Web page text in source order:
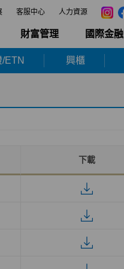
客服中心 人力資源
財富管理 國際金融
ETN 興櫃
下載